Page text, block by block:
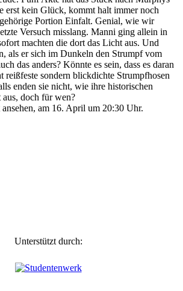
erst kein Glück, kommt halt immer noch
Portion Einfalt. Genial, wie wir
Versuch misslang. Manni ging allein in
machten die dort das Licht aus. Und
als er sich im Dunkeln den Strumpf vom
das anders? Könnte es sein, dass es daran
reißfeste sondern blickdichte Strumpfhosen
enden sie nicht, wie ihre historischen
doch für wen?
am 16. April um 20:30 Uhr.
Unterstützt durch: